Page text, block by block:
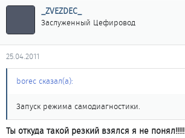
_ZVEZDEC_
Заслуженный Цефировод
25.04.2011
borec сказал(а):
Запуск режима самодиагностики.
Ты откуда такой резкий взялся я не понял!!!!!